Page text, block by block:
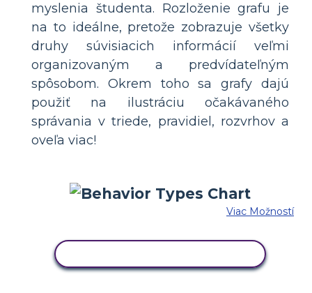
myslenia študenta. Rozloženie grafu je
na to ideálne, pretože zobrazuje všetky
druhy súvisiacich informácií veľmi
organizovaným a predvídateľným
spôsobom. Okrem toho sa grafy dajú
použiť na ilustráciu očakávaného
správania v triede, pravidiel, rozvrhov a
oveľa viac!
Viac Možností